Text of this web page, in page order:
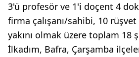
3'ü profesör ve 1'i doçent 4
firma çalışanı/sahibi, 10
yakını olmak üzere toplam 18
İlkadım, Bafra, Çarşamba